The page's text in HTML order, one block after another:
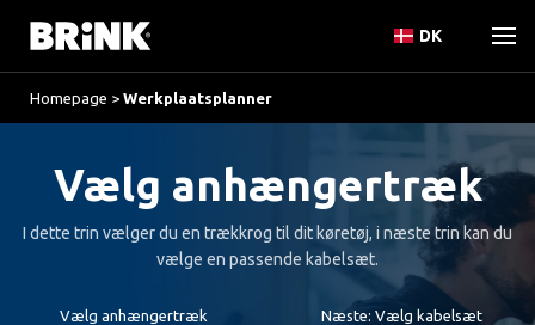
DK
Homepage > Werkplaatsplanner
Vælg anhængertræk
I dette trin vælger du en trækkrog til dit køretøj, i næste trin kan du
vælge en passende kabelsæt.
Vælg anhængertræk Næste: Vælg kabelsæt